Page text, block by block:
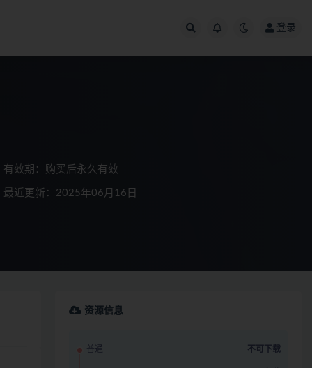
登录
有效期：购买后永久有效
最近更新：2025年06月16日
资源信息
普通 不可下载